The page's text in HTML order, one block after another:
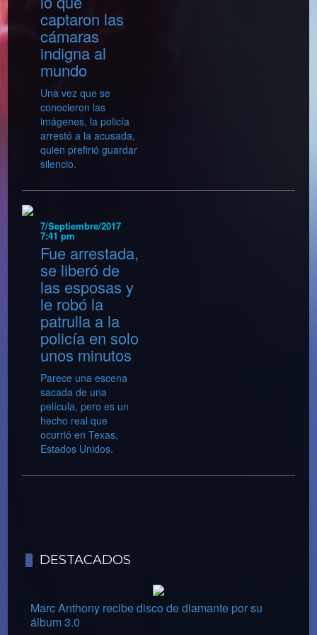
captaron las
cámaras
indigna al
mundo
Una vez que se
conocieron las
imágenes, la policía
arrestó a la acusada,
quien prefirió guardar
silencio.
7/Septiembre/2017
7:41 pm
Fue arrestada,
se liberó de
las esposas y
le robó la
patrulla a la
policía en solo
unos minutos
Parece una escena
sacada de una
película, pero es un
hecho real que
ocurrió en Texas,
Estados Unidos.
DESTACADOS
Marc Anthony recibe disco de diamante por su
álbum 3.0